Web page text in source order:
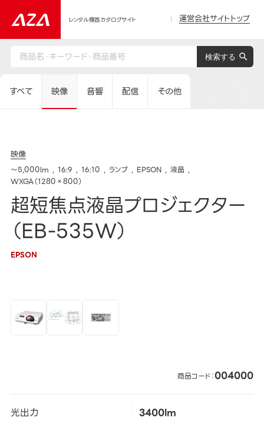
レンタル機器カタログサイト 運営会社サイトトップ
すべて 映像 音響 配信 その他
映像
～5,000lm 16:9 16:10 ランプ EPSON
液晶
WXGA（1280×800）
超短焦点液晶プロジェクター
（EB-535W）
EPSON
商品コード：004000
光出力 3400lm